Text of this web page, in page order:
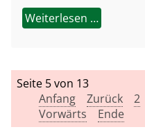
Weiterlesen …
Seite 5 von 13
Anfang
Zurück 2
Vorwärts
Ende